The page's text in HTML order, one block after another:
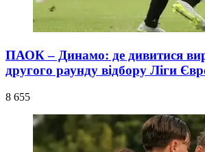
ПАОК – Динамо: де дивитися
другого раунду відбору Ліги
8 655